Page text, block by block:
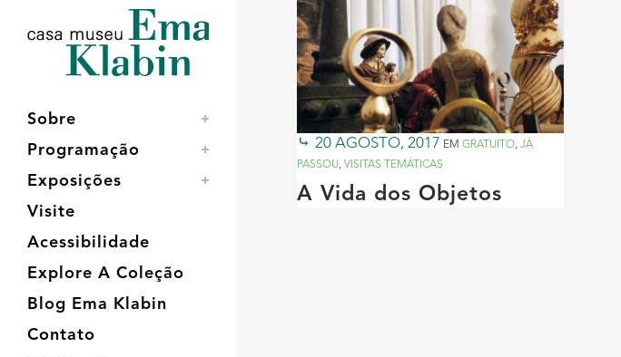
conteúdo
navegação
Sobre
Programação
Exposições
Visite
Acessibilidade
Explore A Coleção
Blog Ema Klabin
Contato
20 AGOSTO, 2017 EM GRATUITO, JÁ
PASSOU, VISITAS TEMÁTICAS
A Vida dos Objetos